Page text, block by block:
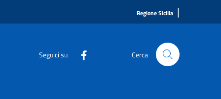
Regione Sicilia |
Seguici su Cerca